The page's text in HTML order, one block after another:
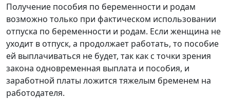
Получение пособия по беременности и родам
возможно только при фактическом использовании
отпуска по беременности и родам. Если женщина не
уходит в отпуск, а продолжает работать, то пособие
ей выплачиваться не будет, так как с точки зрения
закона одновременная выплата и пособия, и
заработной платы ложится тяжелым бременем на
работодателя.